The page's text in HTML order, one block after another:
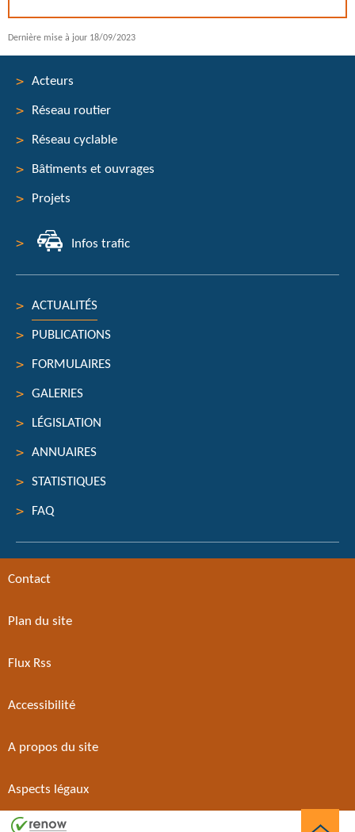
Dernière mise à jour 18/09/2023
Menu
de
navigation
Acteurs
Réseau routier
Réseau cyclable
Bâtiments et ouvrages
Projets
Infos trafic
ACTUALITÉS
PUBLICATIONS
FORMULAIRES
GALERIES
LÉGISLATION
ANNUAIRES
STATISTIQUES
FAQ
Contact
Plan du site
Flux Rss
Accessibilité
A propos du site
Aspects légaux